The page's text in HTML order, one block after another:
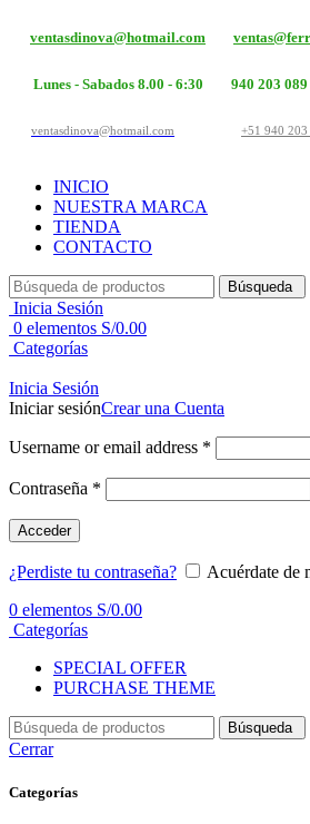
ventasdinova@hotmail.com
Lunes - Sabados 8.00 - 6:30 940 203 089
ventasdinova@hotmail.com +51 940 203
INICIO
NUESTRA MARCA
TIENDA
CONTACTO
Búsqueda
Inicia Sesión
0 elementos S/0.00
Categorías
Inicia Sesión
Iniciar sesiónCrear una Cuenta
Username or email address *
Contraseña *
Acceder
¿Perdiste tu contraseña?
Acuérdate de
0 elementos S/0.00
Categorías
SPECIAL OFFER
PURCHASE THEME
Búsqueda
Cerrar
Categorías